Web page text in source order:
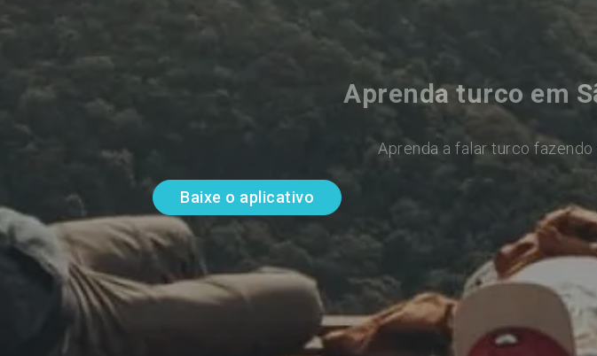
Aprenda turco em
Aprenda a falar turco
Baixe o aplicativo